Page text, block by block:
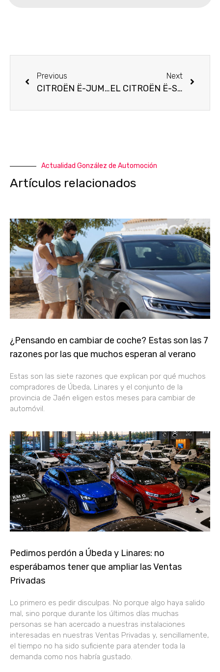
Previous
CITROËN Ë-JUMPY: EL “VAN” 100% ËLÉCTRICO MUESTRA SU LADO SOLIDARIO
Next
EL CITROËN Ë-SPACETOURER 100% ËLECTRIC LLEGA A ESPAÑA: HECHO A LA MEDIDA PARA FAMILIAS Y PROFESIONALES
Actualidad González de Automoción
Artículos relacionados
¿Pensando en cambiar de coche? Estas son las 7
razones por las que muchos esperan al verano
Estas son las siete razones que explican por qué muchos
compradores de Úbeda, Linares y el conjunto de la
provincia de Jaén eligen estos meses para cambiar de
automóvil.
Pedimos perdón a Úbeda y Linares: no
esperábamos tener que ampliar las Ventas
Privadas
Lo primero es pedir disculpas. No porque algo haya salido
mal, sino porque durante los últimos días muchas
personas se han acercado a nuestras instalaciones
interesadas en nuestras Ventas Privadas y, sencillamente,
el tiempo no ha sido suficiente para atender toda la
demanda como nos habría gustado.